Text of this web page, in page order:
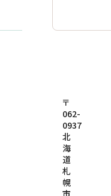
〒
062-
0937
北
海
道
札
幌
市